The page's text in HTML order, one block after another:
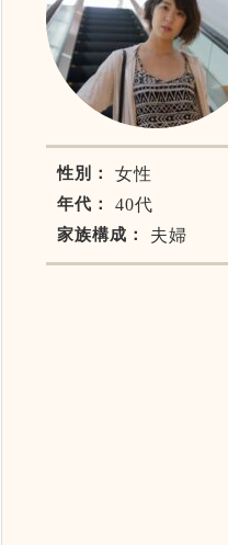
性別： 女性
年代： 40代
家族構成： 夫婦